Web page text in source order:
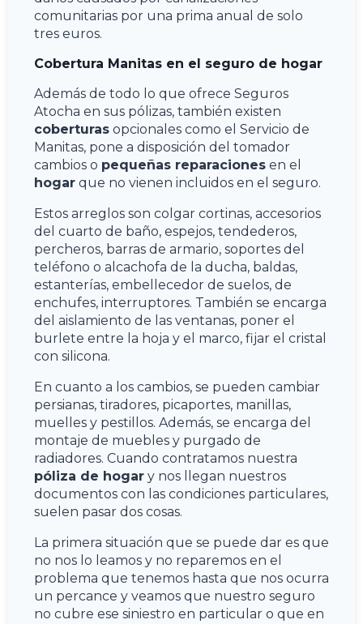
comunitarias por una prima anual de solo
tres euros.
Cobertura Manitas en el seguro de hogar
Además de todo lo que ofrece Seguros
Atocha en sus pólizas, también existen
coberturas opcionales como el Servicio de
Manitas, pone a disposición del tomador
cambios o pequeñas reparaciones en el
hogar que no vienen incluidos en el seguro.
Estos arreglos son colgar cortinas, accesorios
del cuarto de baño, espejos, tendederos,
percheros, barras de armario, soportes del
teléfono o alcachofa de la ducha, baldas,
estanterías, embellecedor de suelos, de
enchufes, interruptores. También se encarga
del aislamiento de las ventanas, poner el
burlete entre la hoja y el marco, fijar el cristal
con silicona.
En cuanto a los cambios, se pueden cambiar
persianas, tiradores, picaportes, manillas,
muelles y pestillos. Además, se encarga del
montaje de muebles y purgado de
radiadores. Cuando contratamos nuestra
póliza de hogar y nos llegan nuestros
documentos con las condiciones particulares,
suelen pasar dos cosas.
La primera situación que se puede dar es que
no nos lo leamos y no reparemos en el
problema que tenemos hasta que nos ocurra
un percance y veamos que nuestro seguro
no cubre ese siniestro en particular o que en